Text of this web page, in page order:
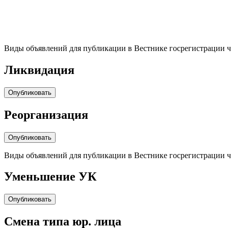
Виды объявлений для публикации в Вестнике госрегистрации
Ликвидация
Опубликовать
Реорганизация
Опубликовать
Виды объявлений для публикации в Вестнике госрегистрации
Уменьшение УК
Опубликовать
Cмена типа юр. лица